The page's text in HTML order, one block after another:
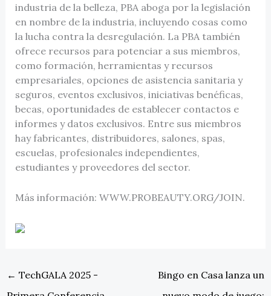
industria de la belleza, PBA aboga por la legislación
en nombre de la industria, incluyendo cosas como
la lucha contra la desregulación. La PBA también
ofrece recursos para potenciar a sus miembros,
como formación, herramientas y recursos
empresariales, opciones de asistencia sanitaria y
seguros, eventos exclusivos, iniciativas benéficas,
becas, oportunidades de establecer contactos e
informes y datos exclusivos. Entre sus miembros
hay fabricantes, distribuidores, salones, spas,
escuelas, profesionales independientes,
estudiantes y proveedores del sector.
Más información: WWW.PROBEAUTY.ORG/JOIN.
← TechGALA 2025 -
Bingo en Casa lanza un